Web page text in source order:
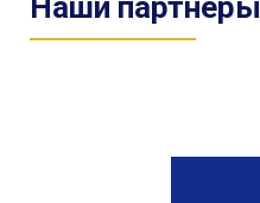
Наши партнеры